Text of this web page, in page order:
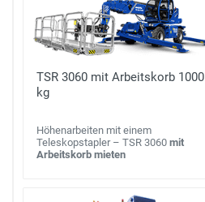
TSR 3060 mit Arbeitskorb 1000
kg
Höhenarbeiten mit einem
Teleskopstapler – TSR 3060 mit
Arbeitskorb mieten